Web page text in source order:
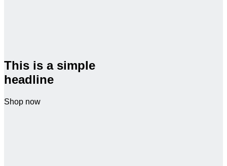
This is a simple
headline
Shop now